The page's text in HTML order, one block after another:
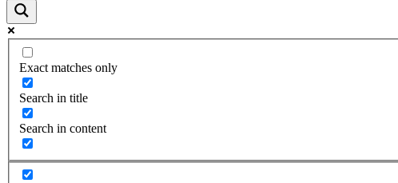
Exact matches only
Search in title
Search in content